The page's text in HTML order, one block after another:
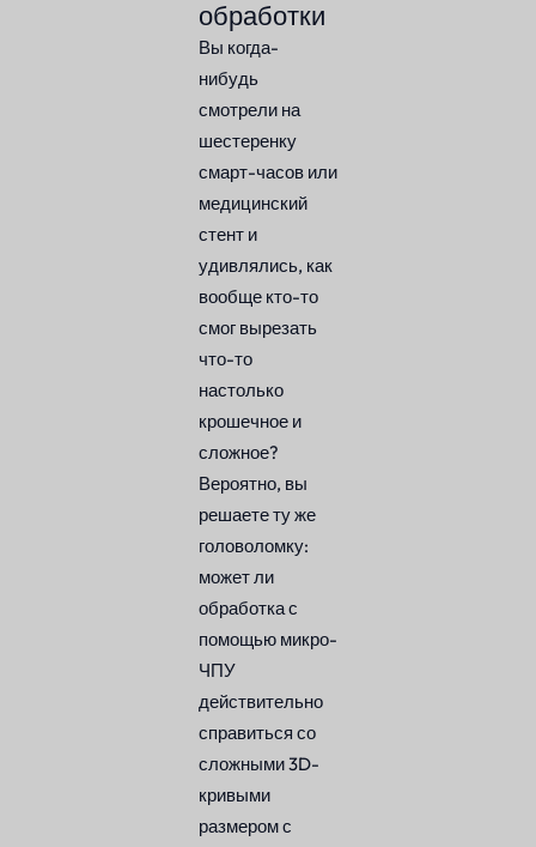
обработки
Вы когда-
нибудь
смотрели на
шестеренку
смарт-часов или
медицинский
стент и
удивлялись, как
вообще кто-то
смог вырезать
что-то
настолько
крошечное и
сложное?
Вероятно, вы
решаете ту же
головоломку:
может ли
обработка с
помощью микро-
ЧПУ
действительно
справиться со
сложными 3D-
кривыми
размером с